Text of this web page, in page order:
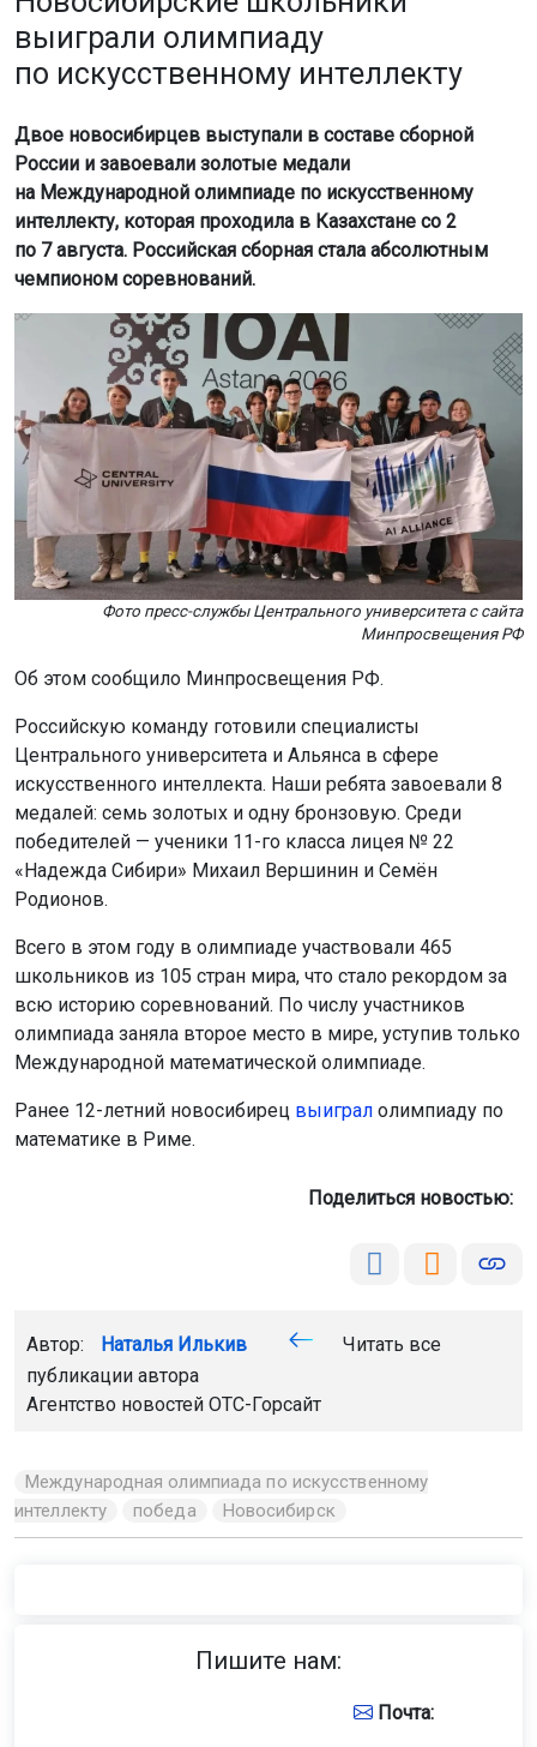
выиграли олимпиаду
по искусственному интеллекту
Двое новосибирцев выступали в составе сборной
России и завоевали золотые медали
на Международной олимпиаде по искусственному
интеллекту, которая проходила в Казахстане со 2
по 7 августа. Российская сборная стала абсолютным
чемпионом соревнований.
Фото пресс-службы Центрального университета с сайта
Минпросвещения РФ
Об этом сообщило Минпросвещения РФ.
Российскую команду готовили специалисты
Центрального университета и Альянса в сфере
искусственного интеллекта. Наши ребята завоевали 8
медалей: семь золотых и одну бронзовую. Среди
победителей — ученики 11-го класса лицея № 22
«Надежда Сибири» Михаил Вершинин и Семён
Родионов.
Всего в этом году в олимпиаде участвовали 465
школьников из 105 стран мира, что стало рекордом за
всю историю соревнований. По числу участников
олимпиада заняла второе место в мире, уступив только
Международной математической олимпиаде.
Ранее 12-летний новосибирец выиграл олимпиаду по
математике в Риме.
Поделиться новостью:
Автор: Наталья Илькив
Читать все
публикации автора
Агентство новостей ОТС-Горсайт
Международная олимпиада по искусственному
интеллекту
победа Новосибирск
Пишите нам:
Почта: